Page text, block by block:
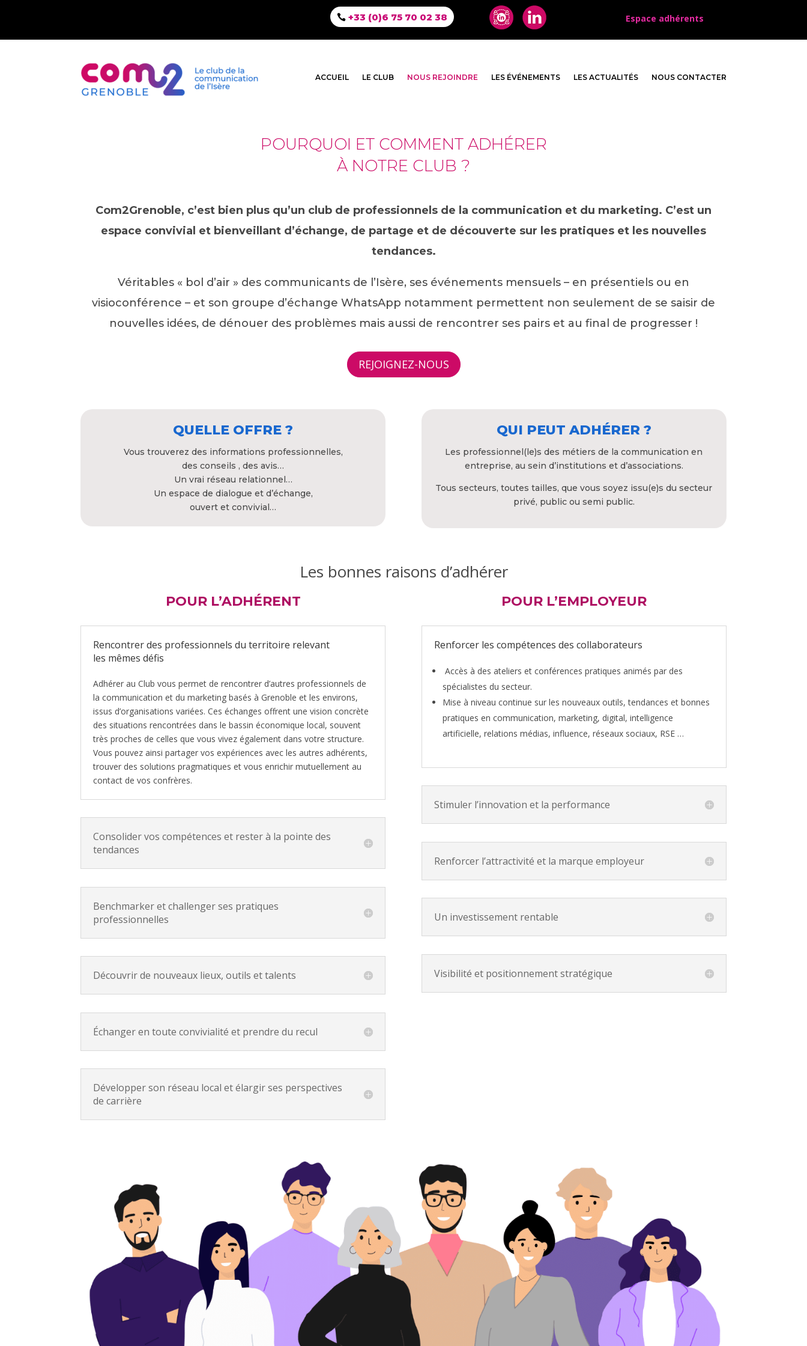
+33 (0)6 75 70 02 38 Espace adhérents
ACCUEIL LE CLUB NOUS REJOINDRE LES ÉVÉNEMENTS LES ACTUALITÉS NOUS CONTACTER
POURQUOI ET COMMENT ADHÉRER
À NOTRE CLUB ?
Com2Grenoble, c’est bien plus qu’un club de professionnels de la communication et du marketing. C’est un
espace convivial et bienveillant d’échange, de partage et de découverte sur les pratiques et les nouvelles
tendances.
Véritables « bol d’air » des communicants de l’Isère, ses événements mensuels – en présentiels ou en
visioconférence – et son groupe d’échange WhatsApp notamment permettent non seulement de se saisir de
nouvelles idées, de dénouer des problèmes mais aussi de rencontrer ses pairs et au final de progresser !
REJOIGNEZ-NOUS
QUELLE OFFRE ?
Vous trouverez des informations professionnelles,
des conseils , des avis…
Un vrai réseau relationnel…
Un espace de dialogue et d’échange,
ouvert et convivial…
QUI PEUT ADHÉRER ?
Les professionnel(le)s des métiers de la communication en
entreprise, au sein d’institutions et d’associations.
Tous secteurs, toutes tailles, que vous soyez issu(e)s du secteur
privé, public ou semi public.
Les bonnes raisons d’adhérer
POUR L’ADHÉRENT
Rencontrer des professionnels du territoire relevant
les mêmes défis
Adhérer au Club vous permet de rencontrer d’autres professionnels de
la communication et du marketing basés à Grenoble et les environs,
issus d’organisations variées. Ces échanges offrent une vision concrète
des situations rencontrées dans le bassin économique local, souvent
très proches de celles que vous vivez également dans votre structure.
Vous pouvez ainsi partager vos expériences avec les autres adhérents,
trouver des solutions pragmatiques et vous enrichir mutuellement au
contact de vos confrères.
Consolider vos compétences et rester à la pointe des
tendances
Benchmarker et challenger ses pratiques
professionnelles
Découvrir de nouveaux lieux, outils et talents
Échanger en toute convivialité et prendre du recul
Développer son réseau local et élargir ses perspectives
de carrière
POUR L’EMPLOYEUR
Renforcer les compétences des collaborateurs
Accès à des ateliers et conférences pratiques animés par des
spécialistes du secteur.
Mise à niveau continue sur les nouveaux outils, tendances et bonnes
pratiques en communication, marketing, digital, intelligence
artificielle, relations médias, influence, réseaux sociaux, RSE …
Stimuler l’innovation et la performance
Renforcer l’attractivité et la marque employeur
Un investissement rentable
Visibilité et positionnement stratégique